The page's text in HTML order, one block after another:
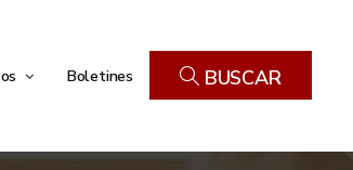
Boletines BUSCAR